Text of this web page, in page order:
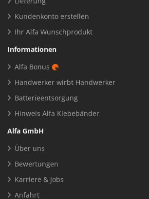
Qualität für's Handwerk
Impressum
AGB
Datenschutz
Service